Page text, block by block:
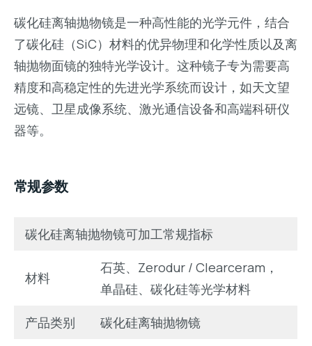
碳化硅离轴抛物镜是一种高性能的光学元件，结合
了碳化硅（SiC）材料的优异物理和化学性质以及离
轴抛物面镜的独特光学设计。这种镜子专为需要高
精度和高稳定性的先进光学系统而设计，如天文望
远镜、卫星成像系统、激光通信设备和高端科研仪
器等。
常规参数
碳化硅离轴抛物镜可加工常规指标
材料
石英、Zerodur / Clearceram，
单晶硅、碳化硅等光学材料
产品类别
碳化硅离轴抛物镜